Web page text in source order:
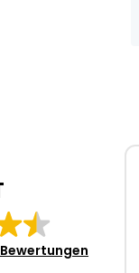
Bewertungen